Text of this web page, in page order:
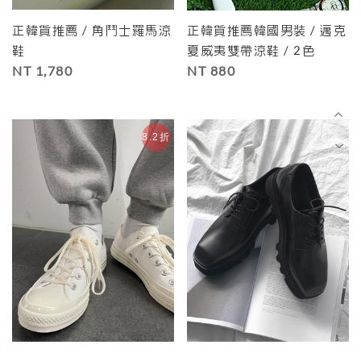
正韓貨推薦 / 角鬥士羅馬涼
鞋
NT 1,780
正韓貨推薦韓國男裝 / 邁克
夏威夷雙帶涼鞋 / 2色
NT 880
8.2折